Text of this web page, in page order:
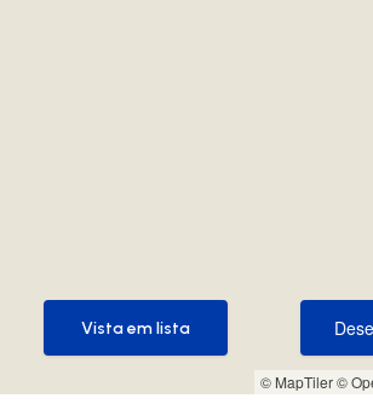
© MapTiler©
Vista em lista
Vista em lista